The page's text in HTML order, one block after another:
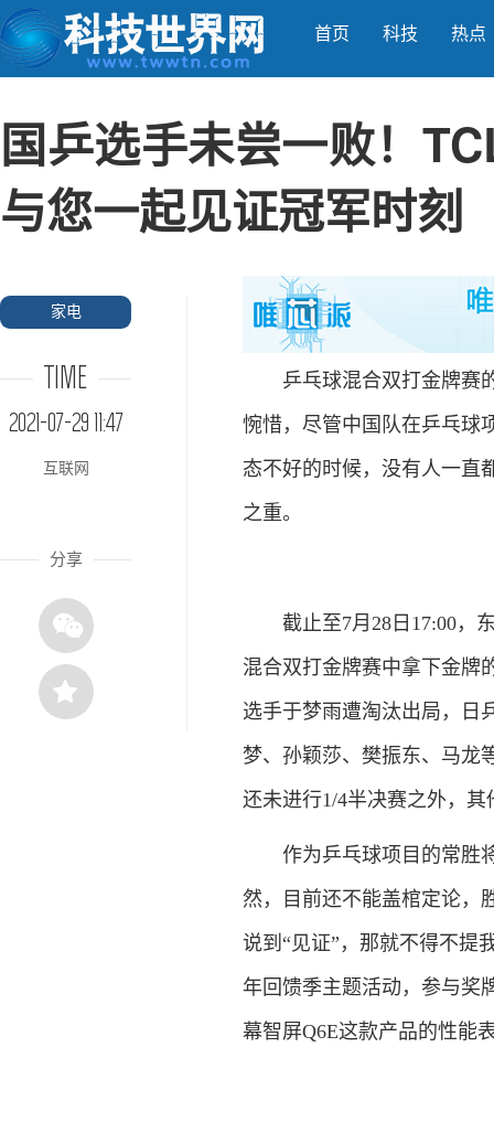
首页 科技 热点
国乒选手未尝一败！
与您一起见证冠军时刻
家电
TIME
2021-07-29 11:47
互联网
分享
乒乓球混合双打金牌赛的
惋惜，尽管中国队在乒乓球
态不好的时候，没有人一直
之重。
截止至7月28日17:00，东
混合双打金牌赛中拿下金牌
选手于梦雨遭淘汰出局，日
梦、孙颖莎、樊振东、马龙
还未进行1/4半决赛之外，
作为乒乓球项目的常胜将
然，目前还不能盖棺定论，
说到“见证”，那就不得不提
年回馈季主题活动，参与奖
幕智屏Q6E这款产品的性能